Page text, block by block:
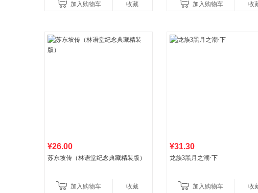
加入购物车 收藏
书！）读客经管文库
加入购物车 收
¥26.00
苏东坡传（林语堂纪念典藏精装版）
加入购物车 收藏
¥31.30
龙族3黑月之潮·下
加入购物车 收